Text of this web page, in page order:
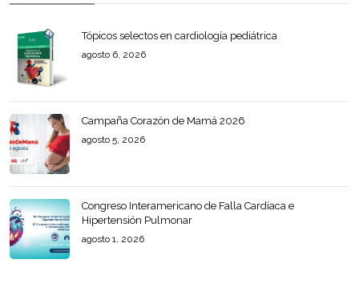
Tópicos selectos en cardiología pediátrica
agosto 6, 2026
Campaña Corazón de Mamá 2026
agosto 5, 2026
Congreso Interamericano de Falla Cardíaca e
Hipertensión Pulmonar
agosto 1, 2026